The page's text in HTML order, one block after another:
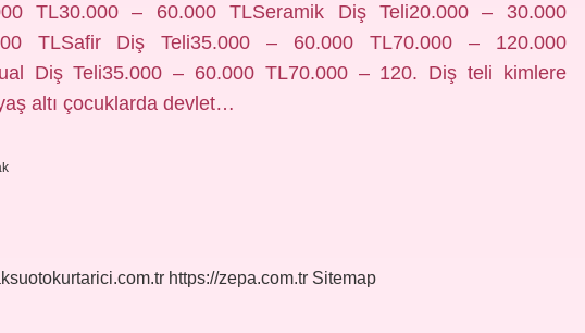
TL30.000 – 60.000 TLSeramik Diş Teli20.000 – 30.000
TLSafir Diş Teli35.000 – 60.000 TL70.000 – 120.000
Diş Teli35.000 – 60.000 TL70.000 – 120. Diş teli kimlere
altı çocuklarda devlet…
https://zepa.com.tr Sitemap